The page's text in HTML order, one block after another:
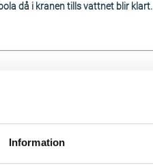
Information
då i kranen tills vattnet blir klart.